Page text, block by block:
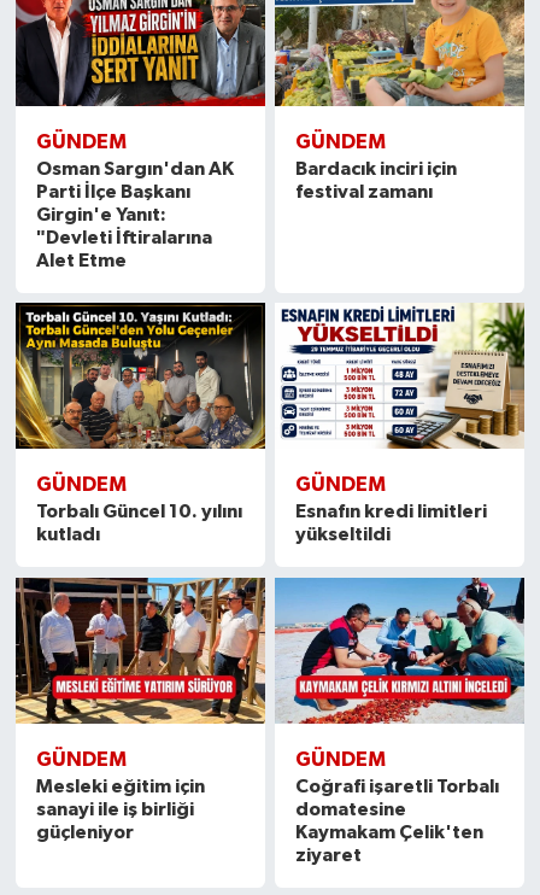
GÜNDEM
Osman Sargın'dan AK
Parti İlçe Başkanı
Girgin'e Yanıt:
"Devleti İftiralarına
Alet Etme
GÜNDEM
Bardacık inciri için
festival zamanı
GÜNDEM
Torbalı Güncel 10. yılını
kutladı
GÜNDEM
Esnafın kredi limitleri
yükseltildi
GÜNDEM
Mesleki eğitim için
sanayi ile iş birliği
güçleniyor
GÜNDEM
Coğrafi işaretli Torbalı
domatesine
Kaymakam Çelik'ten
ziyaret